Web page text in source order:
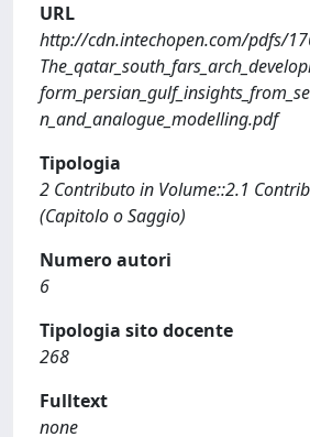
URL
http://cdn.intechopen.com/pdfs/
n_and_analogue_modelling.pdf
Tipologia
2 Contributo in Volume::2.1
(Capitolo o Saggio)
Numero autori
6
Tipologia sito docente
268
Fulltext
none